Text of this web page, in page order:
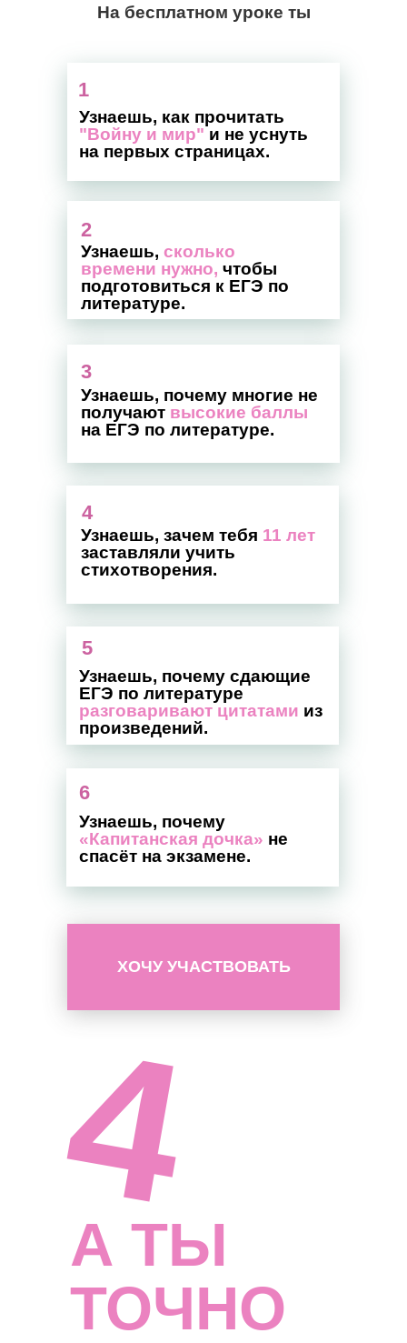
На бесплатном уроке ты
1
2
3
4
Узнаешь, как прочитать
"Войну и мир" и не уснуть
на первых страницах.
Узнаешь, сколько
времени нужно, чтобы
подготовиться к ЕГЭ по
литературе.
Узнаешь, почему многие не
получают высокие баллы
на ЕГЭ по литературе.
ХОЧУ УЧАСТВОВАТЬ
5
Узнаешь, зачем тебя 11 лет
заставляли учить
стихотворения.
Узнаешь, почему сдающие
ЕГЭ по литературе
разговаривают цитатами из
произведений.
6
Узнаешь, почему
«Капитанская дочка» не
спасёт на экзамене.
4
А ТЫ
ТОЧНО